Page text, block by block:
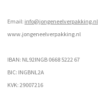
Email: info@jongeneelverpakking.nl
www.jongeneelverpakking.nl
IBAN: NL92INGB 0668 5222 67
BIC: INGBNL2A
KVK: 29007216